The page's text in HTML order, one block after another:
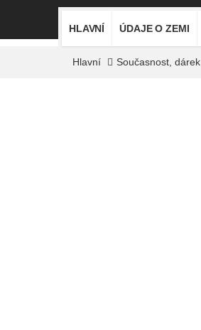
HLAVNÍ ÚDAJE O ZEMI
Hlavní Současnost, dárek